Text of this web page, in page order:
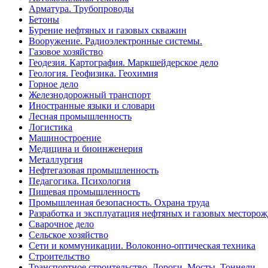
Арматура. Трубопроводы
Бетоны
Бурение нефтяных и газовых скважин
Вооружение. Радиоэлектронные системы.
Газовое хозяйство
Геодезия. Картография. Маркшейдерское дело
Геология. Геофизика. Геохимия
Горное дело
Железнодорожный транспорт
Иностранные языки и словари
Лесная промышленность
Логистика
Машиностроение
Медицина и биоинженерия
Металлургия
Нефтегазовая промышленность
Педагогика. Психология
Пищевая промышленность
Промышленная безопасность. Охрана труда
Разработка и эксплуатация нефтяных и газовых
Сварочное дело
Сельское хозяйство
Сети и коммуникации. Волоконно-оптическая техника
Строительство